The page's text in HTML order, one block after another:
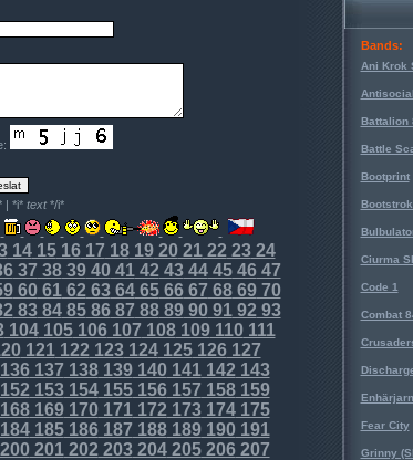
| *i* text*/i*
14151617 1819202122 2324
37 3839404142 4344454647
606162 6364656667 686970
8384858687 8889909192 93
104105106107 108109110111
121122 123124125126127
137 138139140141142 143
153154155156157 158159
168169170171172 173174175
185186187 188189190191
201202 203204205206207
Bands:
Ani Krok
Battalion
Battle
Bootprint
Ciurma
Code 1
Combat
Fear City
Grinny